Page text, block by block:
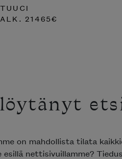
TUUCI
ALK. 21465€
on mahdollista tilata
nettisivuillamme?